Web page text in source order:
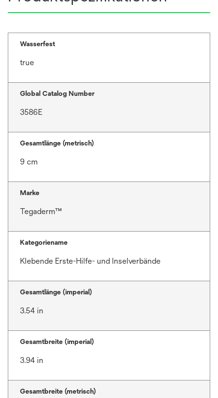
Wasserfest
true
Global Catalog Number
3586E
Gesamtlänge (metrisch)
9 cm
Marke
Tegaderm™
Kategoriename
Klebende Erste-Hilfe- und Inselverbände
Gesamtlänge (imperial)
3.54 in
Gesamtbreite (imperial)
3.94 in
Gesamtbreite (metrisch)